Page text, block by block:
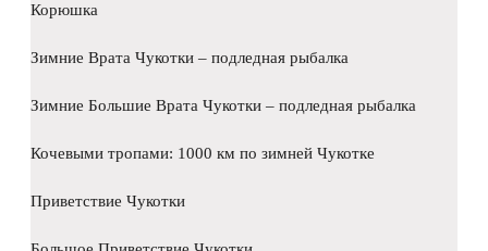
Корюшка
Зимние Врата Чукотки – подледная рыбалка
Зимние Большие Врата Чукотки – подледная рыбалка
Кочевыми тропами: 1000 км по зимней Чукотке
Приветствие Чукотки